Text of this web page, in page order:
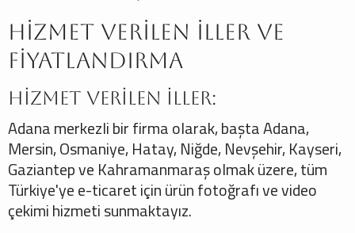
Hizmet Verilen İller ve
Fiyatlandırma
Hizmet Verilen İller:
Adana merkezli bir firma olarak, başta Adana,
Mersin, Osmaniye, Hatay, Niğde, Nevşehir, Kayseri,
Gaziantep ve Kahramanmaraş olmak üzere, tüm
Türkiye'ye e-ticaret için ürün fotoğrafı ve video
çekimi hizmeti sunmaktayız.